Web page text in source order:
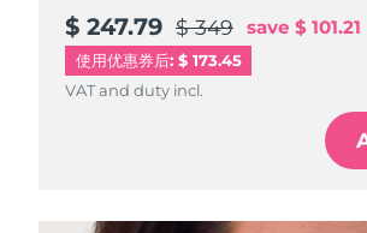
$ 247.79 $ 349 save $ 101.21
使用优惠券后: $ 173.45
VAT and duty incl.
$ 233.59 $ 329 save $ 95.41
VAT and duty incl.
All FAQ™ skincare
All anti-aging treatments
All FAQ™ skincare
FAQ™产品
All hair treatments
FAQ™ skincare
All FAQ™ skincare
FAQ™ products
PEACH™ 2 Pro Max
Professional IPL hair
BEAR™ 2 body
Microcurrent body toning
Massaging body brush
ESPADA™ 2 plus
眼部护理
BEAR™ 2 eyes &
法属波利尼西亚 预计送
德国
预计送